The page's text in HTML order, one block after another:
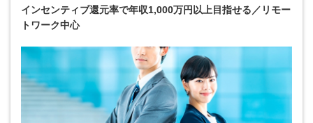
インセンティブ還元率で年収1,000万円以上目指せる／リモー
トワーク中心